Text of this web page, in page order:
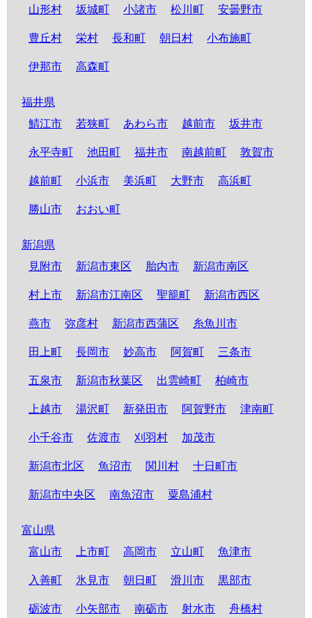
山形村 坂城町 小諸市 松川町 安曇野市
豊丘村 栄村 長和町 朝日村 小布施町
伊那市 高森町
福井県
鯖江市
若狭町 あわら市 越前市 坂井市
永平寺町 池田町 福井市 南越前町 敦賀市
越前町 小浜市 美浜町 大野市 高浜町
勝山市 おおい町
新潟県
見附市
新潟市東区 胎内市 新潟市南区
村上市 新潟市江南区 聖籠町 新潟市西区
燕市 弥彦村 新潟市西蒲区 糸魚川市
田上町 長岡市 妙高市 阿賀町 三条市
五泉市 新潟市秋葉区 出雲崎町 柏崎市
上越市 湯沢町 新発田市 阿賀野市 津南町
小千谷市 佐渡市 刈羽村 加茂市
新潟市北区 魚沼市 関川村 十日町市
新潟市中央区 南魚沼市 粟島浦村
富山県
富山市
上市町 高岡市 立山町 魚津市
入善町 氷見市 朝日町 滑川市 黒部市
砺波市 小矢部市 南砺市 射水市 舟橋村